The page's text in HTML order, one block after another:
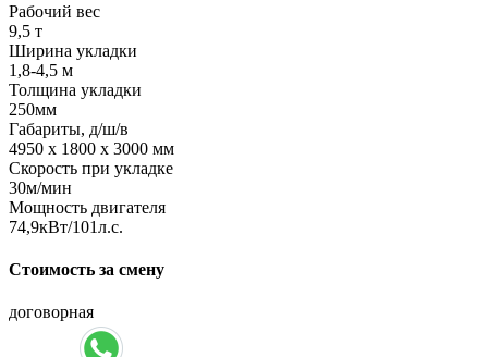
Рабочий вес
9,5 т
Ширина укладки
1,8-4,5 м
Толщина укладки
250мм
Габариты, д/ш/в
4950 х 1800 х 3000 мм
Скорость при укладке
30м/мин
Мощность двигателя
74,9кВт/101л.с.
Стоимость за смену
договорная